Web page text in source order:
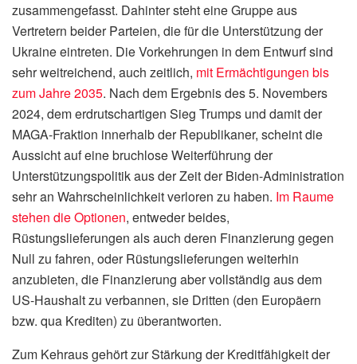
zusammengefasst. Dahinter steht eine Gruppe aus
Vertretern beider Parteien, die für die Unterstützung der
Ukraine eintreten. Die Vorkehrungen in dem Entwurf sind
sehr weitreichend, auch zeitlich, mit Ermächtigungen bis
zum Jahre 2035. Nach dem Ergebnis des 5. Novembers
2024, dem erdrutschartigen Sieg Trumps und damit der
MAGA-Fraktion innerhalb der Republikaner, scheint die
Aussicht auf eine bruchlose Weiterführung der
Unterstützungspolitik aus der Zeit der Biden-Administration
sehr an Wahrscheinlichkeit verloren zu haben. Im Raume
stehen die Optionen, entweder beides,
Rüstungslieferungen als auch deren Finanzierung gegen
Null zu fahren, oder Rüstungslieferungen weiterhin
anzubieten, die Finanzierung aber vollständig aus dem
US-Haushalt zu verbannen, sie Dritten (den Europäern
bzw. qua Krediten) zu überantworten.
Zum Kehraus gehört zur Stärkung der Kreditfähigkeit der